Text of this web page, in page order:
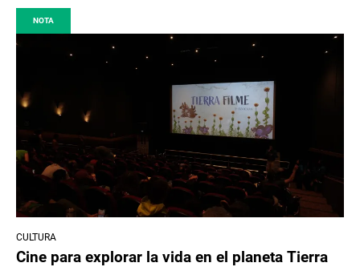
NOTA
CULTURA
Cine para explorar la vida en el planeta Tierra